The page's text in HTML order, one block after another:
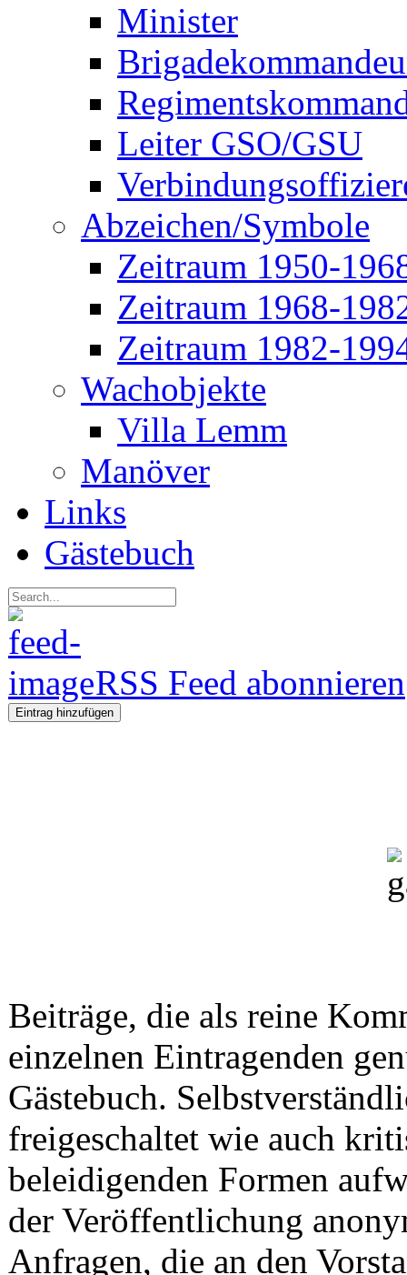
Minister
Leiter GSO/GSU
Abzeichen/Symbole
Zeitraum 1950-
Zeitraum 1968-
Zeitraum 1982-
Wachobjekte
Villa Lemm
Manöver
Links
Gästebuch
RSS Feed abonnieren
Eintrag hinzufügen
Beiträge, die als reine
einzelnen Eintragenden
Gästebuch.
freigeschaltet wie auch
beleidigenden Formen
der Veröffentlichung
Anfragen, die an den